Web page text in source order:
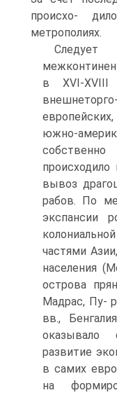
происхо-
метрополиях.
в XVI-XVIII
европейских,
южно-
собственно
вывоз
рабов. По
экспансии
частями
населения
острова
Мадрас, Пу-
вв.,
оказывало
развитие
в самих
на